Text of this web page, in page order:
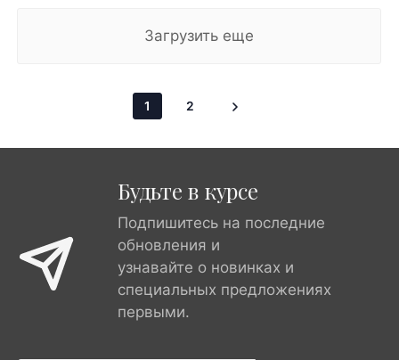
Загрузить еще
1 2
Будьте в курсе
Подпишитесь на последние
обновления и
узнавайте о новинках и
специальных предложениях
первыми.